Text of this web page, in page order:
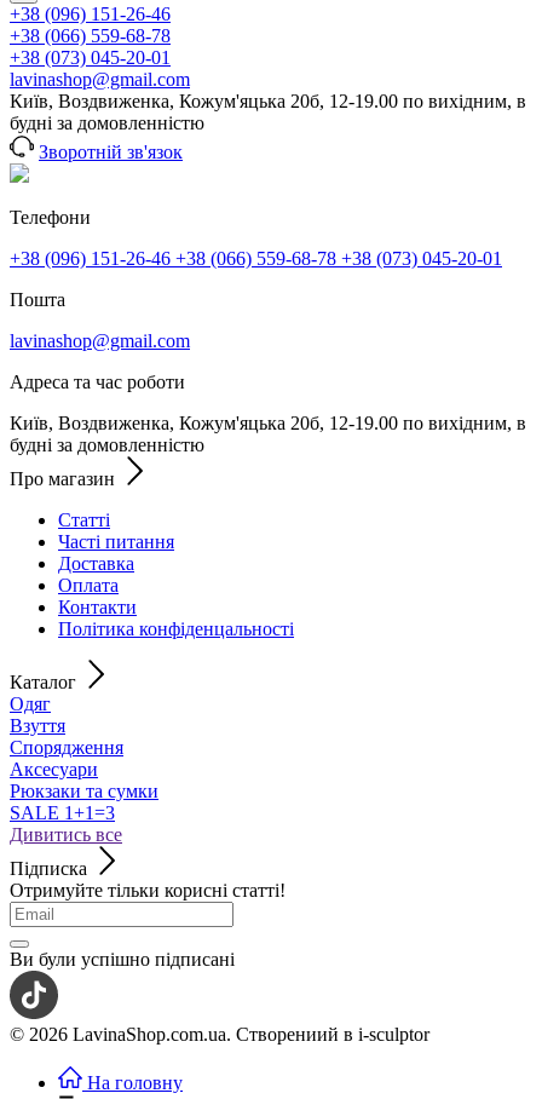
+38 (096) 151-26-46
+38 (066) 559-68-78
+38 (073) 045-20-01
lavinashop@gmail.com
Київ, Воздвиженка, Кожум'яцька 20б, 12-19.00 по вихідним, в
будні за домовленністю
Зворотній зв'язок
Телефони
+38 (096) 151-26-46 +38 (066) 559-68-78 +38 (073) 045-20-01
Пошта
lavinashop@gmail.com
Адреса та час роботи
Київ, Воздвиженка, Кожум'яцька 20б, 12-19.00 по вихідним, в
будні за домовленністю
Про магазин
Статті
Часті питання
Доставка
Оплата
Контакти
Політика конфіденцальності
Каталог
Одяг
Взуття
Спорядження
Аксесуари
Рюкзаки та сумки
SALE 1+1=3
Дивитись все
Підписка
Отримуйте тільки корисні статті!
Ви були успішно підписані
© 2026 LavinaShop.com.ua. Створениий в i-sculptor
На головну